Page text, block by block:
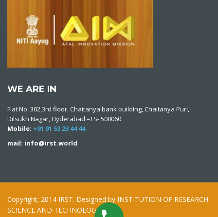
WE ARE IN
Flat No: 302,3rd floor, Chaitanya bank building, Chaitanya Puri,
Dilsukh Nagar, Hyderabad –TS- 500060
Mobile: +91 91 53 23 44 44
mail: info@irst.world
Copyright; 2014 IRST. Designed by INSTITUTION OF RESEARCH
SCIENCE AND TECHNOLOGY